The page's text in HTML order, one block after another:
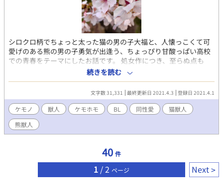
シロクロ柄でちょっと太った猫の男の子大福と、人懐っこくて可
愛げのある熊の男の子勇気が出逢う、ちょっぴり甘酸っぱい高校
での青春をテーマにしたお話です。 処女作につき、至らぬ点も
多々あるかと思いますが、男の子たちの友愛物語を楽しんでいた
だけたら幸いです。 挿絵あり版はpixivにて公開中です。 第一話の
ラストシーンのみコミッションで描いていただきました。可愛す
ぎるのでぜひご覧ください！
続きを読む
文字数 31,331 最終更新日 2021.4.3 登録日 2021.4.1
ケモノ 獣人 ケモホモ BL 同性愛
猫獣人
熊獣人
40 件
1 / 2 ページ Next